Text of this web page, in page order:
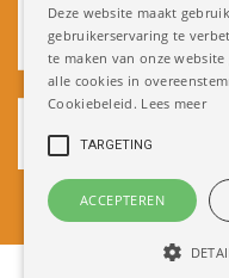
Deze website maakt
gebruikerservaring te
te maken van onze
alle cookies in
Cookiebeleid. Lees meer
TARGETING
ACCEPTEREN